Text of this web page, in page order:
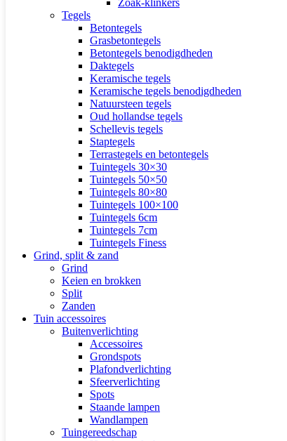
Tegels
Betontegels
Grasbetontegels
Betontegels benodigdheden
Daktegels
Keramische tegels
Keramische tegels benodigdheden
Natuursteen tegels
Oud hollandse tegels
Schellevis tegels
Staptegels
Terrastegels en betontegels
Tuintegels 30×30
Tuintegels 50×50
Tuintegels 80×80
Tuintegels 100×100
Tuintegels 6cm
Tuintegels 7cm
Tuintegels Finess
Grind, split & zand
Grind
Keien en brokken
Split
Zanden
Tuin accessoires
Buitenverlichting
Accessoires
Grondspots
Plafondverlichting
Sfeerverlichting
Spots
Staande lampen
Wandlampen
Tuingereedschap